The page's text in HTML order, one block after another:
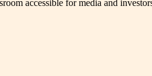
accessible for media and